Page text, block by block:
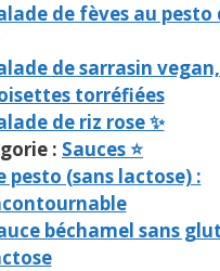
de fèves au
de sarrasin
torréfiées
de riz rose ✨
: Sauces ⭐
pesto (sans lactose) :
béchamel sans